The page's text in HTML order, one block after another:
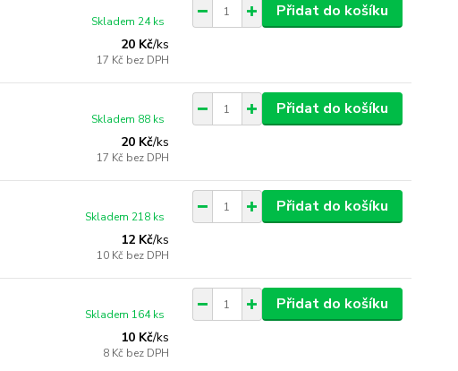
20 Kč/ks
17 Kč bez DPH
Skladem 24 ks
Přidat do košíku
20 Kč/ks
17 Kč bez DPH
Skladem 88 ks
Přidat do košíku
12 Kč/ks
10 Kč bez DPH
Skladem 218 ks
Přidat do košíku
10 Kč/ks
8 Kč bez DPH
Skladem 164 ks
Přidat do košíku